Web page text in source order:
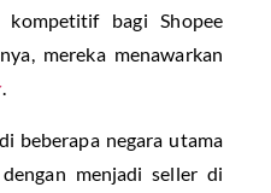
kompetitif bagi Shopee
mereka menawarkan
.
beberapa negara utama
dengan menjadi seller di